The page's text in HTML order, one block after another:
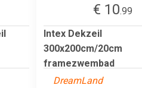
€ 10.99
Intex Dekzeil
300x200cm/20cm
framezwembad
DreamLand